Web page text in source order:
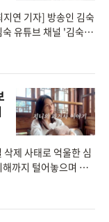
연 기자] 방송인 김숙
유튜브 채널 '김숙티
제 사태로 억울한 심
까지 털어놓으며 안